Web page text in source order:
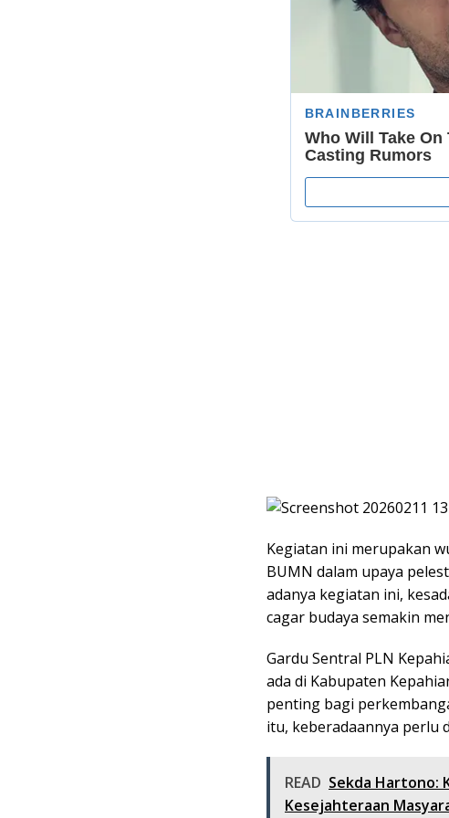
Kegiatan ini merupakan
BUMN dalam upaya
adanya kegiatan ini,
cagar budaya semakin
Gardu Sentral PLN
ada di Kabupaten
penting bagi
itu, keberadaannya perlu
READ Sekda Hartono:
Kesejahteraan